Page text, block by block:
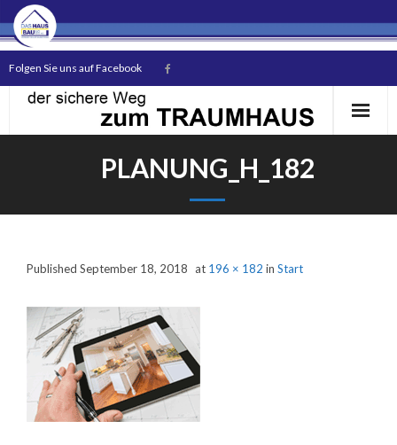
Folgen Sie uns auf Facebook
PLANUNG_H_182
Das Unternehmen
Unsere Bauherren
Hausmodelle
Energieberatung
Published September 18, 2018 at 196 × 182 in Start